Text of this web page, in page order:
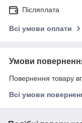
Післяплата
Всі умови оплати
Умови
Повернення товару
Всі умови